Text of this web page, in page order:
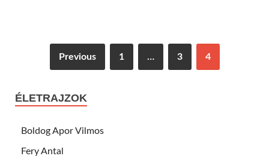
Previous 1 … 3 4
ÉLETRAJZOK
Boldog Apor Vilmos
Fery Antal